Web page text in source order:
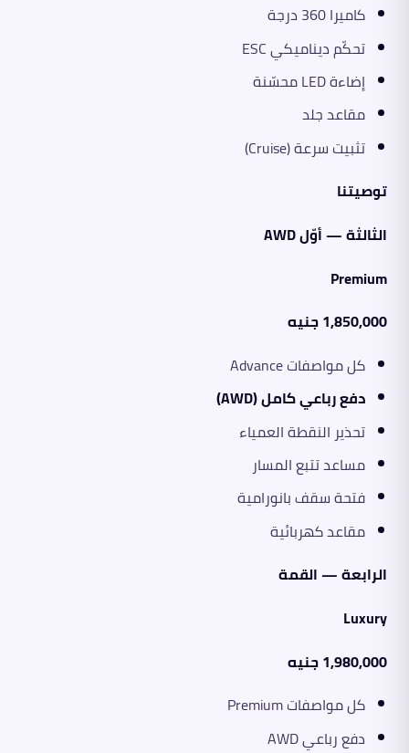
كاميرا 360 درجة
تحكّم ديناميكي ESC
إضاءة LED محسّنة
مقاعد جلد
تثبيت سرعة (Cruise)
توصيتنا
الثالثة — أوّل AWD
Premium
1,850,000 جنيه
كل مواصفات Advance
دفع رباعي كامل (AWD)
تحذير النقطة العمياء
مساعد تتبع المسار
فتحة سقف بانورامية
مقاعد كهربائية
الرابعة — القمة
Luxury
1,980,000 جنيه
كل مواصفات Premium
دفع رباعي AWD